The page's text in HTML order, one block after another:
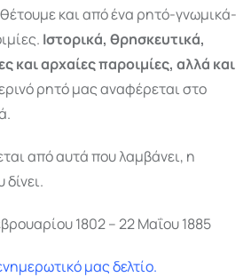
και από ένα ρητό-γνωμικά-
Ιστορικά, θρησκευτικά,
και αρχαίες παροιμίες, αλλά και
ρητό μας αναφέρεται στο
από αυτά που λαμβάνει, η
1802 – 22 Μαΐου 1885
μας δελτίο.